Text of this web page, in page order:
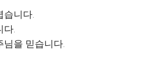
습니다.
다.
님을 믿습니다.